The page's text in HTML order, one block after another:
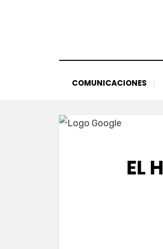
COMUNICACIONES
EL